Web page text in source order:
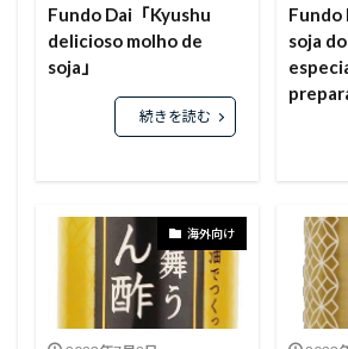
Fundo Dai「Kyushu
delicioso molho de
soja」
続きを読む
Fundo
soja
海外向け